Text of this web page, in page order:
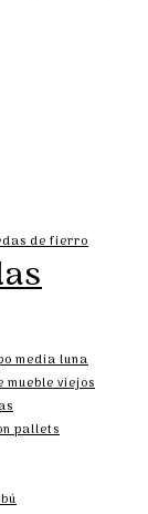
de fierro
media luna
mueble viejos
pallets